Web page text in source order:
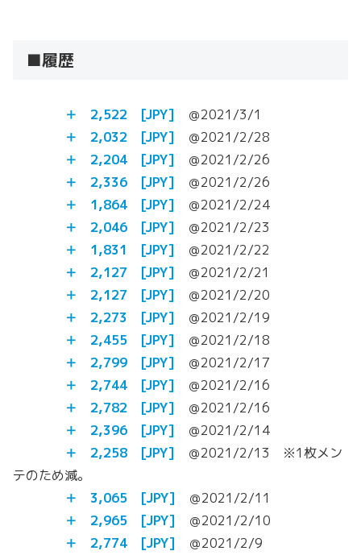
■履歴
＋ 2,522 [JPY] ＠2021/3/1
＋ 2,032 [JPY] ＠2021/2/28
＋ 2,204 [JPY] ＠2021/2/26
＋ 2,336 [JPY] ＠2021/2/26
＋ 1,864 [JPY] ＠2021/2/24
＋ 2,046 [JPY] ＠2021/2/23
＋ 1,831 [JPY] ＠2021/2/22
＋ 2,127 [JPY] ＠2021/2/21
＋ 2,127 [JPY] ＠2021/2/20
＋ 2,273 [JPY] ＠2021/2/19
＋ 2,455 [JPY] ＠2021/2/18
＋ 2,799 [JPY] ＠2021/2/17
＋ 2,744 [JPY] ＠2021/2/16
＋ 2,782 [JPY] ＠2021/2/16
＋ 2,396 [JPY] ＠2021/2/14
＋ 2,258 [JPY] ＠2021/2/13 ※1枚メン
テのため減。
＋ 3,065 [JPY] ＠2021/2/11
＋ 2,965 [JPY] ＠2021/2/10
＋ 2,774 [JPY] ＠2021/2/9